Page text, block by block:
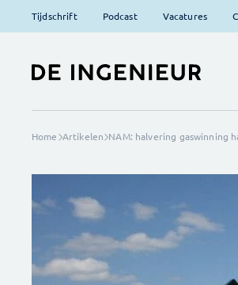
Tijdschrift Podcast Vacatures
Home Artikelen NAM: halvering gaswinning